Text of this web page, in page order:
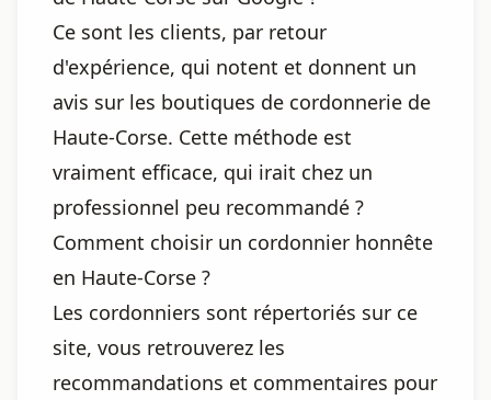
Ce sont les clients, par retour
d'expérience, qui notent et donnent un
avis sur les boutiques de cordonnerie de
Haute-Corse. Cette méthode est
vraiment efficace, qui irait chez un
professionnel peu recommandé ?
Comment choisir un cordonnier honnête
en Haute-Corse ?
Les cordonniers sont répertoriés sur ce
site, vous retrouverez les
recommandations et commentaires pour